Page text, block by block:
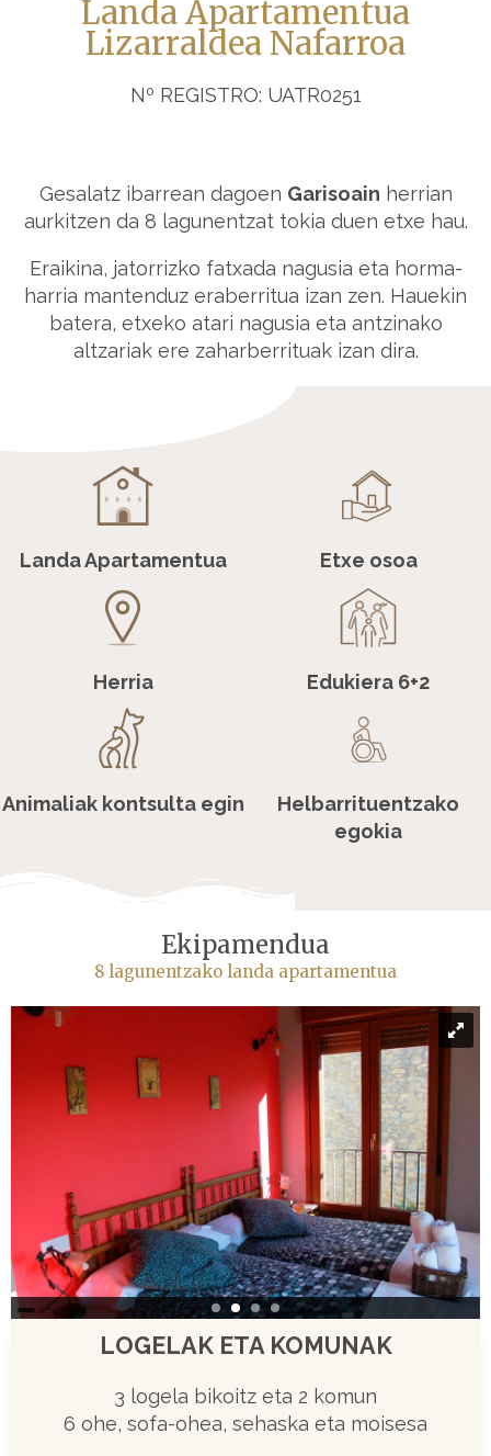
Landa Apartamentua
Lizarraldea Nafarroa
Nº REGISTRO: UATR0251
Gesalatz ibarrean dagoen Garisoain herrian
aurkitzen da 8 lagunentzat tokia duen etxe hau.
Eraikina, jatorrizko fatxada nagusia eta horma-
harria mantenduz eraberritua izan zen. Hauekin
batera, etxeko atari nagusia eta antzinako
altzariak ere zaharberrituak izan dira.
Landa Apartamentua Etxe osoa
Herria Edukiera 6+2
Animaliak kontsulta egin
Helbarrituentzako
egokia
Ekipamendua
8 lagunentzako landa apartamentua
LOGELAK ETA KOMUNAK
3 logela bikoitz eta 2 komun
6 ohe, sofa-ohea, sehaska eta moisesa